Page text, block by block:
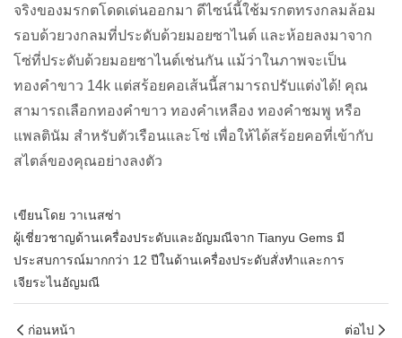
จริงของมรกตโดดเด่นออกมา ดีไซน์นี้ใช้มรกตทรงกลมล้อม
รอบด้วยวงกลมที่ประดับด้วยมอยซาไนต์ และห้อยลงมาจาก
โซ่ที่ประดับด้วยมอยซาไนต์เช่นกัน แม้ว่าในภาพจะเป็น
ทองคำขาว 14k แต่สร้อยคอเส้นนี้สามารถปรับแต่งได้! คุณ
สามารถเลือกทองคำขาว ทองคำเหลือง ทองคำชมพู หรือ
แพลตินัม สำหรับตัวเรือนและโซ่ เพื่อให้ได้สร้อยคอที่เข้ากับ
สไตล์ของคุณอย่างลงตัว
เขียนโดย วาเนสซ่า
ผู้เชี่ยวชาญด้านเครื่องประดับและอัญมณีจาก Tianyu Gems มี
ประสบการณ์มากกว่า 12 ปีในด้านเครื่องประดับสั่งทำและการ
เจียระไนอัญมณี
ก่อนหน้า ต่อไป